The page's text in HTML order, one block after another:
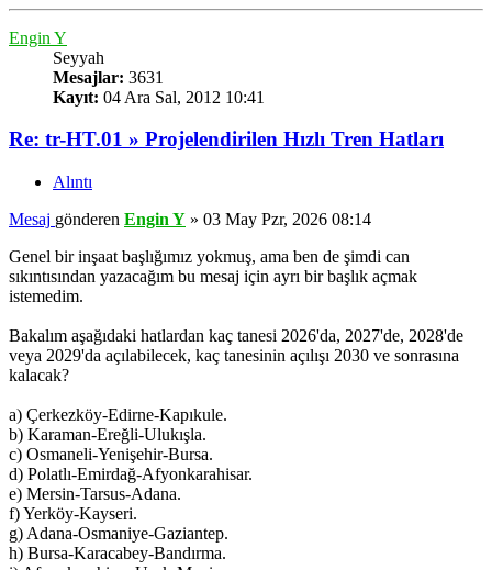
Engin Y
Seyyah
Mesajlar: 3631
Kayıt: 04 Ara Sal, 2012 10:41
Re: tr-HT.01 » Projelendirilen Hızlı Tren Hatları
Alıntı
Mesaj gönderen Engin Y » 03 May Pzr, 2026 08:14
Genel bir inşaat başlığımız yokmuş, ama ben de şimdi can
sıkıntısından yazacağım bu mesaj için ayrı bir başlık açmak
istemedim.
Bakalım aşağıdaki hatlardan kaç tanesi 2026'da, 2027'de, 2028'de
veya 2029'da açılabilecek, kaç tanesinin açılışı 2030 ve sonrasına
kalacak?
a) Çerkezköy-Edirne-Kapıkule.
b) Karaman-Ereğli-Ulukışla.
c) Osmaneli-Yenişehir-Bursa.
d) Polatlı-Emirdağ-Afyonkarahisar.
e) Mersin-Tarsus-Adana.
f) Yerköy-Kayseri.
g) Adana-Osmaniye-Gaziantep.
h) Bursa-Karacabey-Bandırma.